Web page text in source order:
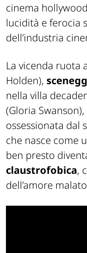
cinema
lucidità e ferocia
dell’industria
La vicenda ruota
Holden),
nella villa
(Gloria Swanson),
ossessionata dal
che nasce come
ben presto
claustrofobica,
dell’amore